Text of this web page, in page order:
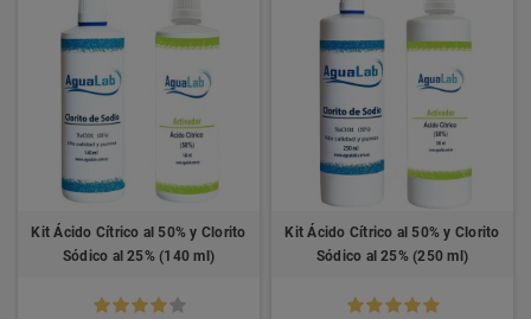
Kit Ácido Cítrico al 50% y Clorito
Sódico al 25% (140 ml)
Kit Ácido Cítrico al 50% y Clorito
Sódico al 25% (250 ml)